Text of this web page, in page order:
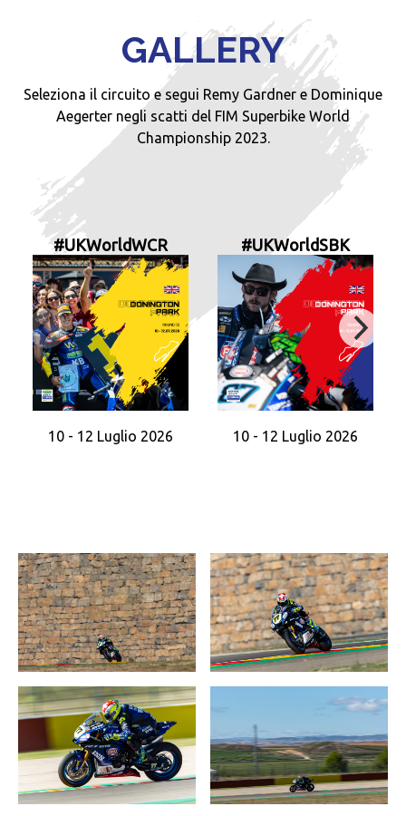
GALLERY
Seleziona il circuito e segui Remy Gardner e Dominique
Aegerter negli scatti del FIM Superbike World
Championship 2023.
#UKWorldWCR
10 - 12 Luglio 2026
#UKWorldSBK
10 - 12 Luglio 2026